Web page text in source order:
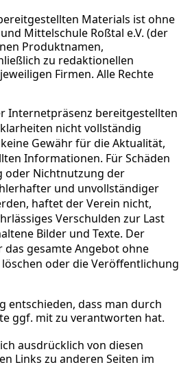
Materials ist ohne
Mittelschule Roßtal e.V. (der
Produktnamen,
zu redaktionellen
Firmen. Alle Rechte
Internetpräsenz bereitgestellten
nicht vollständig
Gewähr für die Aktualität,
Informationen. Für Schäden
oder Nichtnutzung der
und unvollständiger
haftet der Verein nicht,
Verschulden zur Last
Bilder und Texte. Der
das gesamte Angebot ohne
oder die Veröffentlichung
entschieden, dass man durch
ggf. mit zu verantworten hat.
ausdrücklich von diesen
Links zu anderen Seiten im